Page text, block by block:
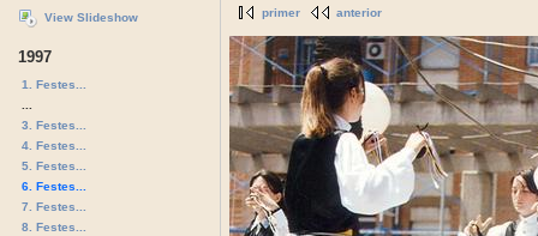
View Slideshow
1997
1. Festes...
3. Festes...
4. Festes...
5. Festes...
6. Festes...
7. Festes...
8. Festes...
primer anterior